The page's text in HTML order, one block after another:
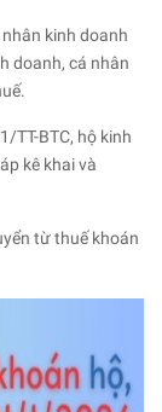
kinh doanh
doanh, cá nhân
TT-BTC, hộ kinh
kê khai và
từ thuế khoán